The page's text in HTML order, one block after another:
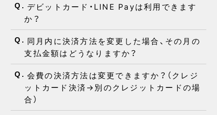
Q. デビットカード・LINE Payは利用できます
か？
Q. 同月内に決済方法を変更した場合、その月の
支払金額はどうなりますか？
Q. 会費の決済方法は変更できますか？（クレジ
ットカード決済→別のクレジットカードの場
合）